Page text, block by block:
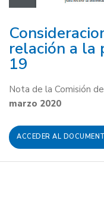
relación a la
19
Nota de la Comisión
marzo 2020
ACCEDER AL